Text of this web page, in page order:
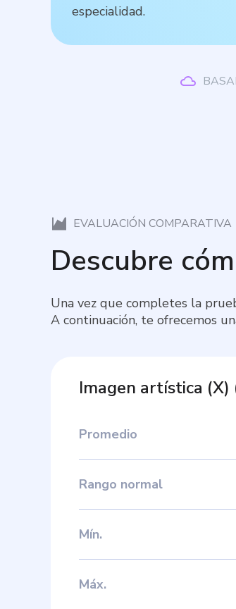
especialidad.
EVALUACIÓN COMPARATIVA
Descubre
Una vez que completes la
A continuación, te ofrecemos
Imagen artística (X)
Promedio
Rango normal
Mín.
Máx.